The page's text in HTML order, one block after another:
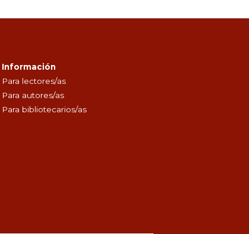
Información
Para lectores/as
Para autores/as
Para bibliotecarios/as